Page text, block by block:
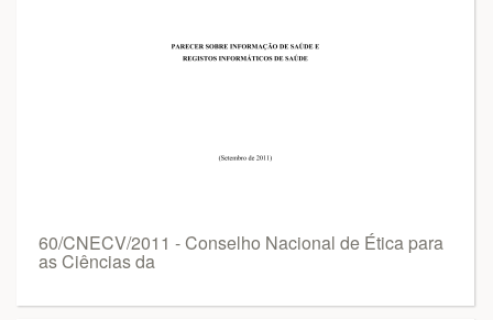
60/CNECV/2011 - Conselho Nacional de Ética para
as Ciências da